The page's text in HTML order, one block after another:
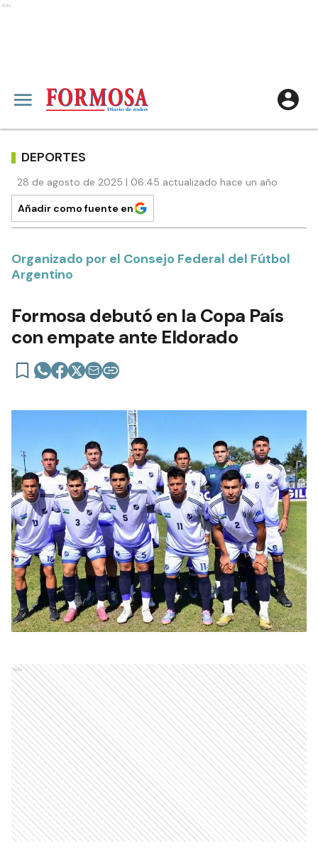
Ads
DEPORTES
28 de agosto de 2025 | 06:45 actualizado hace un año
Añadir como fuente en
Organizado por el Consejo Federal del Fútbol
Argentino
Formosa debutó en la Copa País
con empate ante Eldorado
Ads